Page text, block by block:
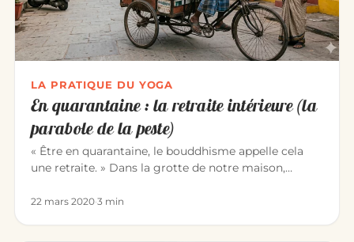
LA PRATIQUE DU YOGA
En quarantaine : la retraite intérieure (la
parabole de la peste)
« Être en quarantaine, le bouddhisme appelle cela
une retraite. » Dans la grotte de notre maison,
22 mars 2020·3 min